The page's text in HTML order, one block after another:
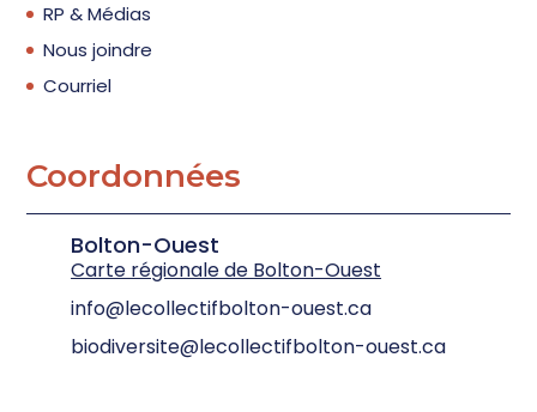
RP & Médias
Nous joindre
Courriel
Coordonnées
Carte régionale de Bolton-Ouest
Bolton-Ouest
info@lecollectifbolton-ouest.ca
biodiversite@lecollectifbolton-ouest.ca